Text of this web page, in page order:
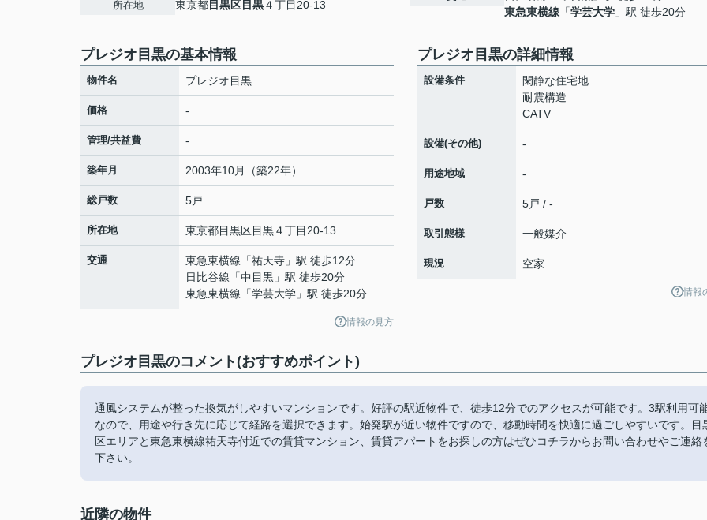
所在地 東京都目黒区目黒４丁目20-13
東急東横線 「学芸大学 」駅 徒歩20分
プレジオ目黒の基本情報
物件名 プレジオ目黒
価格 -
管理/共益費 -
築年月 2003年10月（築22年）
総戸数 5戸
所在地 東京都目黒区目黒４丁目20-13
交通 東急東横線 「祐天寺 」駅 徒歩12分
日比谷線 「中目黒 」駅 徒歩20分
東急東横線 「学芸大学 」駅 徒歩20分
情報の見方
プレジオ目黒の詳細情報
設備条件
閑静な住宅地
耐震構造
CATV
設備(その他) -
用途地域 -
戸数 5戸 / -
取引態様 一般媒介
現況 空家
情報
プレジオ目黒のコメント(おすすめポイント)
通風システムが整った換気がしやすいマンションです。好評の駅近物件で、徒歩12分でのアクセスが可能です。3駅利用可
なので、用途や行き先に応じて経路を選択できます。始発駅が近い物件ですので、移動時間を快適に過ごしやすいです。目
区エリアと東急東横線祐天寺付近での賃貸マンション、賃貸アパートをお探しの方はぜひコチラからお問い合わせやご連絡
下さい。
近隣の物件